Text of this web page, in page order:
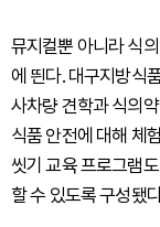
뮤지컬뿐 아니라 식
에 띈다. 대구지방식
사차량 견학과 식의
식품 안전에 대해 체
씻기 교육 프로그램
할 수 있도록 구성됐